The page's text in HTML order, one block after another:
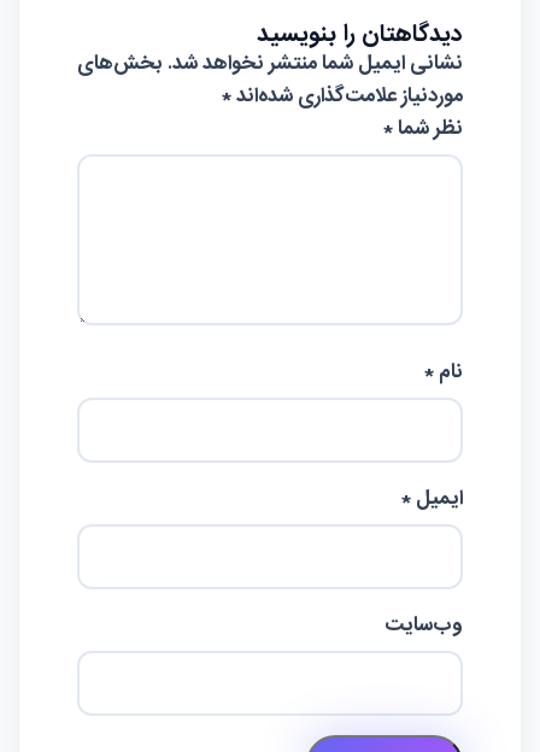
دیدگاهتان را بنویسید
نشانی ایمیل شما منتشر نخواهد شد. بخش‌های
موردنیاز علامت‌گذاری شده‌اند*
نظر شما *
نام *
ایمیل *
وب‌سایت